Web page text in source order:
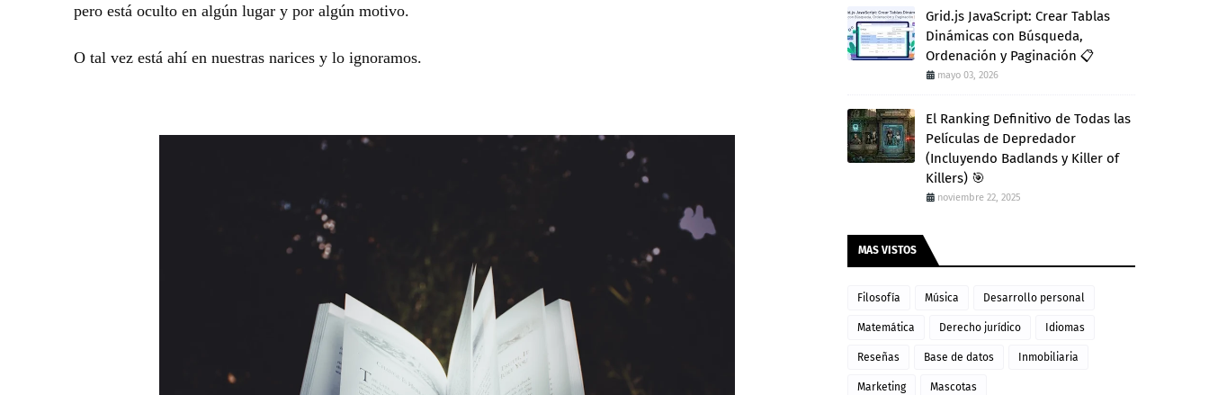
pero está oculto en algún lugar y por algún motivo.
O tal vez está ahí en nuestras narices y lo ignoramos.
Grid.js JavaScript: Crear Tablas
Dinámicas con Búsqueda,
Ordenación y Paginación 📋
mayo 03, 2026
El Ranking Definitivo de Todas las
Películas de Depredador
(Incluyendo Badlands y Killer of
Killers) 🎯
noviembre 22, 2025
MAS VISTOS
Filosofía Música Desarrollo personal
Matemática Derecho jurídico Idiomas
Reseñas Base de datos Inmobiliaria
Marketing Mascotas